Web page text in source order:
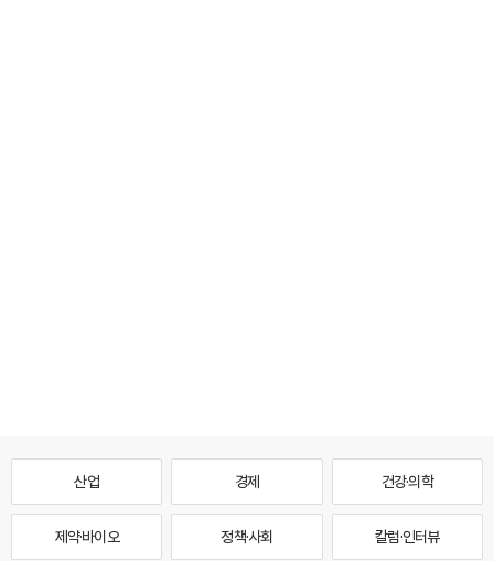
산업 경제 건강·의학
제약·바이오 정책·사회 칼럼·인터뷰